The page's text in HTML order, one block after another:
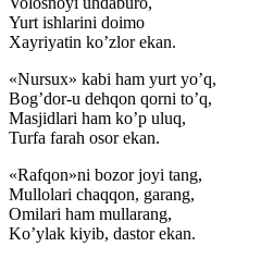
Yurt ishlarini doimo
Xayriyatin ko’zlor ekan.
«Nursux» kabi ham yurt yo’q,
Bog’dor-u dehqon qorni to’q,
Masjidlari ham ko’p uluq,
Turfa farah osor ekan.
«Rafqon»ni bozor joyi tang,
Mullolari chaqqon, garang,
Omilari ham mullarang,
Ko’ylak kiyib, dastor ekan.